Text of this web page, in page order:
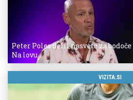
Peter Poles delil nasvete za
Na lovu
VIZITA.SI